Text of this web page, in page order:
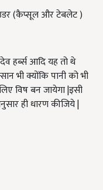
(कैप्सूल और टेबलेट )
हर्ब्स आदि यह तो थे
भी क्योंकि पानी को भी
विष बन जायेगा |इसी
ही धारण कीजिये |